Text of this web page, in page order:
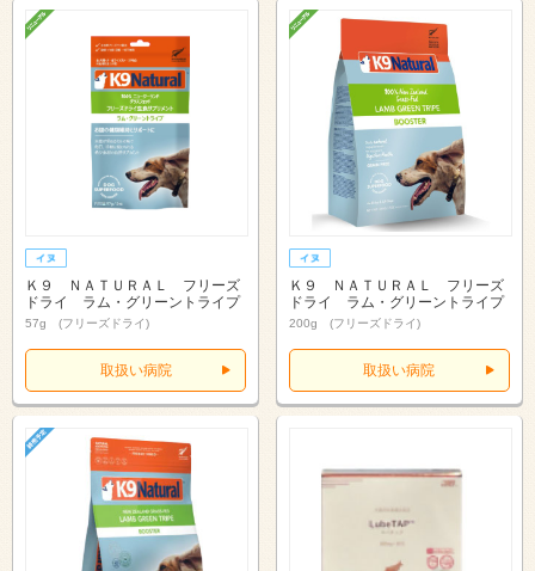
Ｋ９ ＮＡＴＵＲＡＬ フリーズ
ドライ ラム・グリーントライプ
57g (フリーズドライ)
取扱い病院
Ｋ９ ＮＡＴＵＲＡＬ フリーズ
ドライ ラム・グリーントライプ
200g (フリーズドライ)
取扱い病院